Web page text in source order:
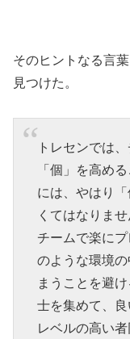
そのヒントなる言
見つけた。
トレセンでは
「個」を高め
には、やはり
くてはなりま
チームで楽に
のような環境
まうことを避
士を集めて、良
レベルの高い